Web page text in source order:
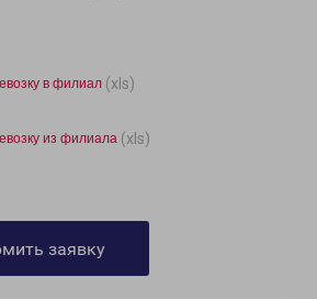
в филиал (xls)
из филиала (xls)
заявку